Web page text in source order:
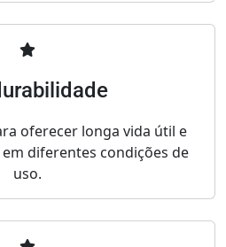
oferecer longa vida útil e
diferentes condições de
uso.